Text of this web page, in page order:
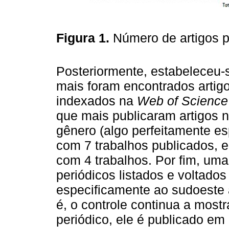
Figura 1. Número de artigos
Posteriormente,
mais foram encontrados
indexados na Web of Science
que mais publicaram artigos
gênero (algo perfeitamente
com 7 trabalhos publicados,
com 4 trabalhos. Por fim,
periódicos listados e
especificamente ao
é, o controle continua a
periódico, ele é publicado